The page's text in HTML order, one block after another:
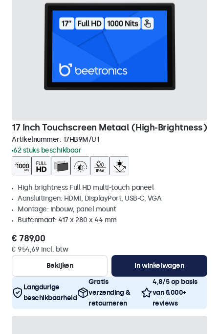
17 Inch Touchscreen Metaal (High-Brightness)
Artikelnummer: 17HB9M/U1
62 stuks beschikbaar
High brightness Full HD multi-touch paneel
Aansluitingen: HDMI, DisplayPort, USB-C, VGA
Montage: inbouw, panel mount
Buitenmaat: 417 x 280 x 44 mm
€ 789,00
€ 954,69 incl. btw
Bekijken
In winkelwagen
Langdurige
beschikbaarheid
Gratis
verzending &
retourneren
4,8/5 op basis
van 5.000+
reviews